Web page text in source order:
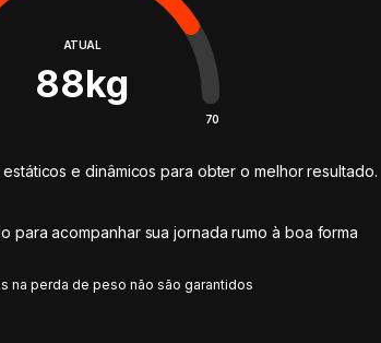
ATUAL
88kg
70
e dinâmicos para obter o melhor resultado.
para acompanhar sua jornada rumo à boa forma
na perda de peso não são garantidos